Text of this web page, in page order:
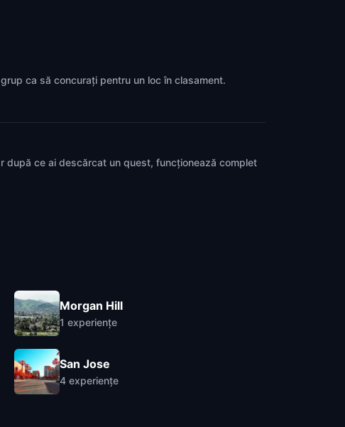
ca să concurați pentru un loc în clasament.
după ce ai descărcat un quest, funcționează complet
Morgan Hill
1 experiențe
San Jose
4 experiențe